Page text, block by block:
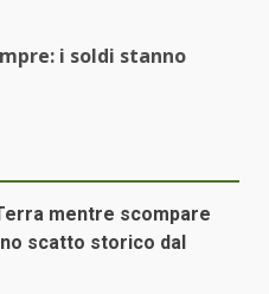
i soldi stanno
mentre scompare
scatto storico dal